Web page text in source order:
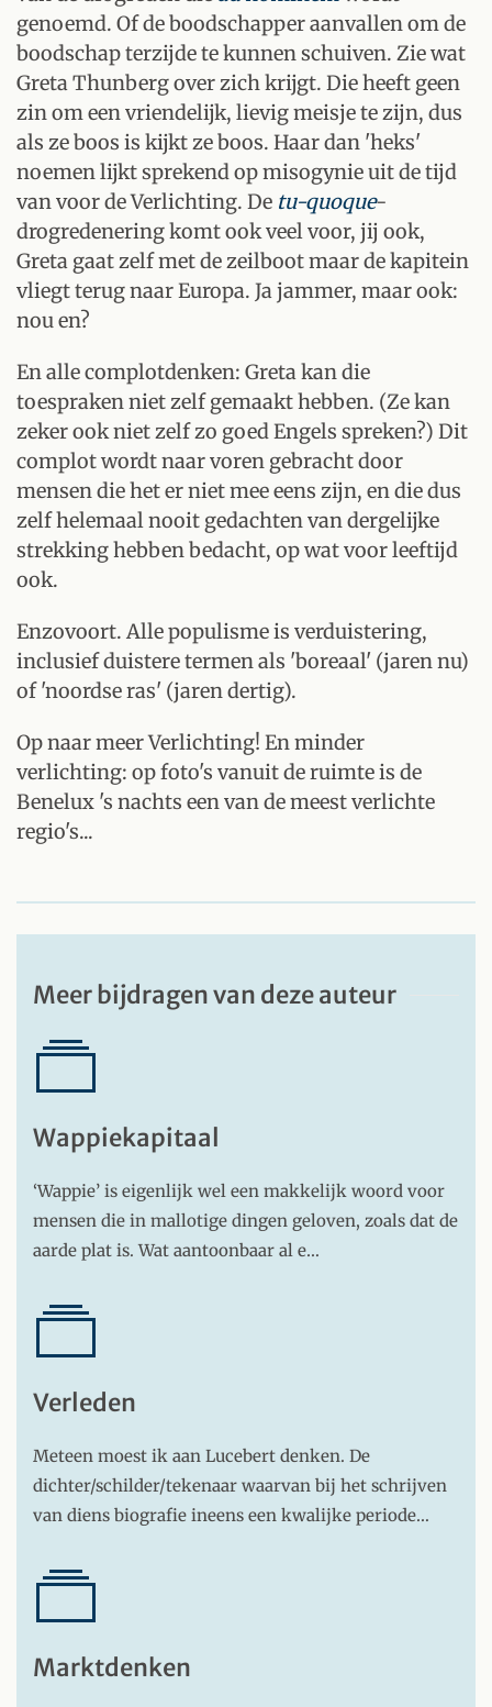
genoemd. Of de boodschapper aanvallen om de
boodschap terzijde te kunnen schuiven. Zie wat
Greta Thunberg over zich krijgt. Die heeft geen
zin om een vriendelijk, lievig meisje te zijn, dus
als ze boos is kijkt ze boos. Haar dan 'heks'
noemen lijkt sprekend op misogynie uit de tijd
van voor de Verlichting. De tu-quoque-
drogredenering komt ook veel voor, jij ook,
Greta gaat zelf met de zeilboot maar de kapitein
vliegt terug naar Europa. Ja jammer, maar ook:
nou en?
En alle complotdenken: Greta kan die
toespraken niet zelf gemaakt hebben. (Ze kan
zeker ook niet zelf zo goed Engels spreken?) Dit
complot wordt naar voren gebracht door
mensen die het er niet mee eens zijn, en die dus
zelf helemaal nooit gedachten van dergelijke
strekking hebben bedacht, op wat voor leeftijd
ook.
Enzovoort. Alle populisme is verduistering,
inclusief duistere termen als 'boreaal' (jaren nu)
of 'noordse ras' (jaren dertig).
Op naar meer Verlichting! En minder
verlichting: op foto's vanuit de ruimte is de
Benelux 's nachts een van de meest verlichte
regio's...
Meer bijdragen van deze auteur
Wappiekapitaal
‘Wappie’ is eigenlijk wel een makkelijk woord voor
mensen die in mallotige dingen geloven, zoals dat de
aarde plat is. Wat aantoonbaar al e…
Verleden
Meteen moest ik aan Lucebert denken. De
dichter/schilder/tekenaar waarvan bij het schrijven
van diens biografie ineens een kwalijke periode…
Marktdenken